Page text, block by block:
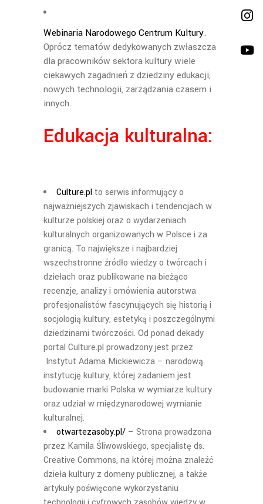
Webinaria Narodowego Centrum Kultury.
Oprócz tematów dedykowanych zwłaszcza
dla pracowników sektora kultury wiele
ciekawych zagadnień z dziedziny edukacji,
nowych technologii, zarządzania czasem i
innych.
Edukacja kulturalna:
Culture.pl to serwis informujący o
najważniejszych zjawiskach i tendencjach w
kulturze polskiej oraz o wydarzeniach
kulturalnych organizowanych w Polsce i za
granicą. To największe i najbardziej
wszechstronne źródło wiedzy o twórcach i
dziełach oraz publikowane na bieżąco
recenzje, analizy i omówienia autorstwa
profesjonalistów fascynujących się historią i
socjologią kultury, estetyką i poszczególnymi
dziedzinami twórczości. Od ponad dekady
portal Culture.pl prowadzony jest przez
Instytut Adama Mickiewicza – narodową
instytucję kultury, której zadaniem jest
budowanie marki Polska w wymiarze kultury
oraz udział w międzynarodowej wymianie
kulturalnej.
otwartezasoby.pl/ – Strona prowadzona
przez Kamila Śliwowskiego, specjalistę ds.
Creative Commons, na której można znaleźć
dzieła kultury z domeny publicznej, a także
artykuły poświęcone wykorzystaniu